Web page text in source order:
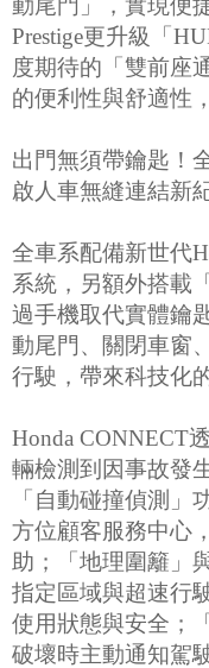
Prestige更升級「
度期待的「雙前座
的便利性與舒適性
出門無須帶鑰匙！
啟人車無縫連結新
全車系配備新世代
系統，另額外搭載
過手機取代實體鑰
動尾門、關閉車窗
行駛，帶來科技化
Honda CONNECT
輛檢測到因事故發
「自動碰撞偵測」
方位顧客服務中心
助；「地理圍籬」
指定區域與超速行
使用狀態與安全；
破壞時主動通知駕